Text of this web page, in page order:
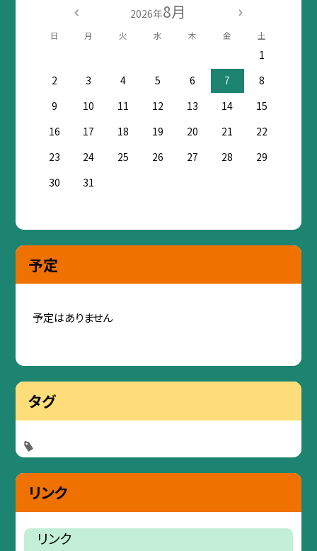
2026年8月
日 月 火 水 木 金 土
1
2
3 4 5 6 7
8
9
10 11 12 13 14
15
16
17 18 19 20 21
22
23
24 25 26 27 28
29
30
31
予定
予定はありません
タグ
リンク
リンク